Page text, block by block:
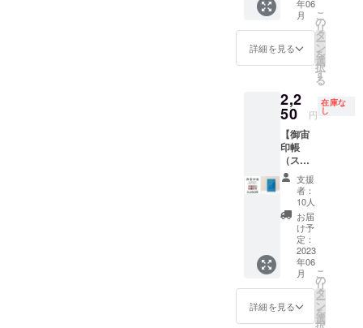
ネタリ
ウムに
なる
「天井
のセッ
トで
す。
（御宙
印帳
縦
162mm
x 横112
ｍｍ x
厚さ140
ｍｍ
重さ約
150g）
小さい
サイズ
の御朱
印帳と
ウムの
出張投
影サー
ビスの
巡る楽
しみ
と、ご
家族や
仲間が
集まっ
た時に
宇宙を
楽しむ
ことが
できる
「人工
衛星か
た」、
いつも
の場所
ラネタ
リウム
番組エ
ンド
掲載』
御宙印
帳
（ダー
クブ
ルー）
と（ス
カイブ
ルー）
の２冊
セット
と、オ
リジナ
ルス
テッ
カー、
人工衛
印帳
（ダー
クブ
ルー）
x1冊+オ
リジナ
テッ
カーx1
枚・早
期割引
限定
品』 御
宙印帳
（ダー
クブ
ルー）
とオリ
ジナル
ステッ
カーの
早期割
引・数
量限定
年06
月
詳細を見る
こ
の
リ
タ
ー
ン
を
選
択
す
る
2,2
50 円
在庫な
し
【御宙
印帳
（スカ
イブ
ルー）
・早期
割引数
量限
定】
『御宙
印帳
（スカ
イブ
ルー）
x1冊+オ
支援
者：
10人
お届
け予
定：
2023
年06
月
詳細を見る
こ
の
リ
タ
ー
ン
を
選